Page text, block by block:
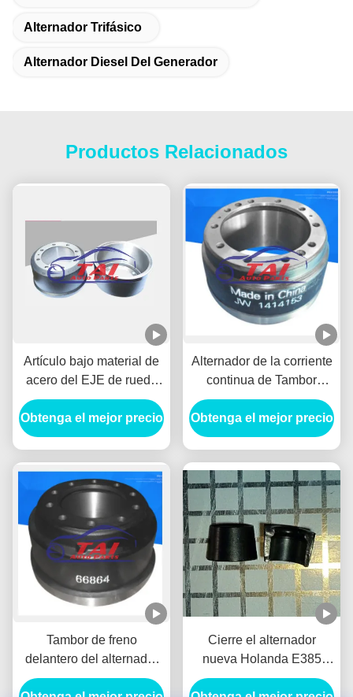
Alternador Trifásico
Alternador Diesel Del Generador
Productos Relacionados
Artículo bajo material de
acero del EJE de rueda
de SUV del alternador de
la RPM para el
BENZ/HYUNADI
Obtenga el mejor precio
Alternador de la corriente
continua de Tambor
Freno Delantero del
tambor de freno delantero
PARA MITSUBISHI
Obtenga el mejor precio
Tambor de freno
delantero del alternador
del generador del coche
Cierre el alternador
nueva Holanda E385
E215 del generador del